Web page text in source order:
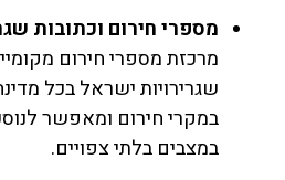
מספרי חירום וכתובות
מרכזת מספרי חירום
שגרירויות ישראל בכל
במקרי חירום ומאפשר
במצבים בלתי צפויים.